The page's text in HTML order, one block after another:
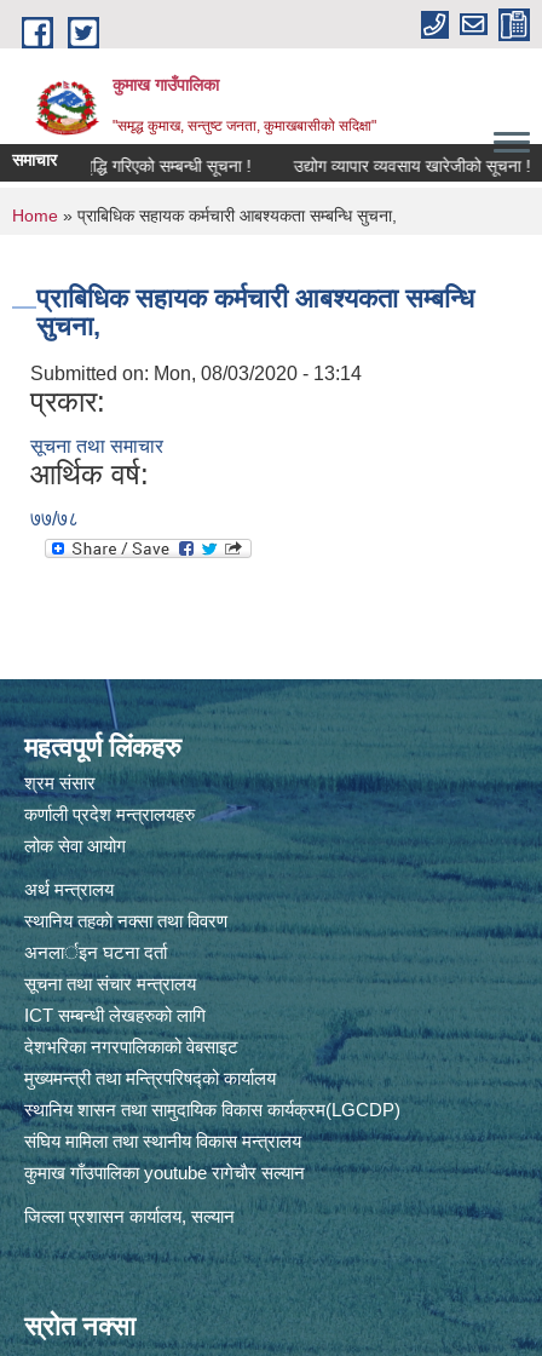
Skip to main content
कुमाख गाउँपालिका
"समृद्ध कुमाख, सन्तुष्ट जनता, कुमाखबासीको सदिक्षा"
समाचारस्तरवृद्धि गरिएको सम्बन्धी सूचना ! उद्योग व्यापार व्यवसाय खारेजीको सूचना !
You are here
Home » प्राबिधिक सहायक कर्मचारी आबश्यकता सम्बन्धि सुचना,
प्राबिधिक सहायक कर्मचारी आबश्यकता सम्बन्धि
सुचना,
Submitted on: Mon, 08/03/2020 - 13:14
प्रकार:
सूचना तथा समाचार
आर्थिक वर्ष:
७७/७८
महत्वपूर्ण लिंकहरु
श्रम संसार
कर्णाली प्रदेश मन्त्रालयहरु
लोक सेवा आयोग
अर्थ मन्त्रालय
स्थानिय तहकाे नक्सा तथा विवरण
अनलार्इन घटना दर्ता
सूचना तथा संचार मन्त्रालय
ICT सम्बन्धी लेखहरुको लागि
देशभरिका नगरपालिकाको वेबसाइट
मुख्यमन्त्री तथा मन्त्रिपरिषद्को कार्यालय
स्थानिय शासन तथा सामुदायिक विकास कार्यक्रम(LGCDP)
संघिय मामिला तथा स्थानीय विकास मन्त्रालय
कुमाख गाँउपालिका youtube रागेचाैर सल्यान
जिल्ला प्रशासन कार्यालय, सल्यान
स्रोत नक्सा